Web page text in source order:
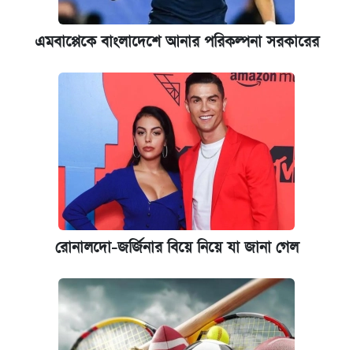
এমবাপ্পেকে বাংলাদেশে আনার পরিকল্পনা সরকারের
রোনালদো-জর্জিনার বিয়ে নিয়ে যা জানা গেল